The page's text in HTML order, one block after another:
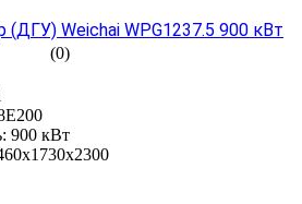
Weichai WPG1237.5 900 кВт
(0)
900 кВт